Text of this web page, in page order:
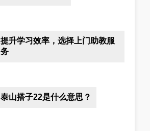
提升学习效率，选择上门助教服
务
泰山搭子22是什么意思？